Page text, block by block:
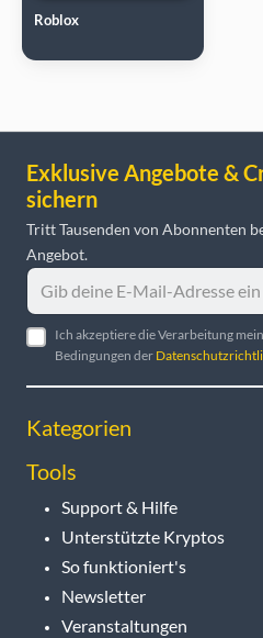
Roblox
Exklusive Angebote &
sichern
Tritt Tausenden von Abonnenten
Angebot.
Ich akzeptiere die Verarbeitung
Bedingungen der
Kategorien
Tools
Support & Hilfe
Unterstützte Kryptos
So funktioniert's
Newsletter
Veranstaltungen